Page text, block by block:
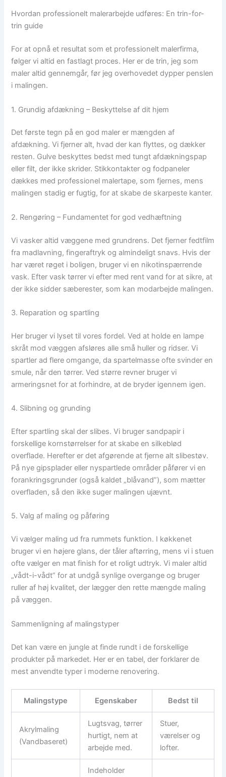
Hvordan professionelt malerarbejde udføres: En trin-for-
trin guide
For at opnå et resultat som et professionelt malerfirma,
følger vi altid en fastlagt proces. Her er de trin, jeg som
maler altid gennemgår, før jeg overhovedet dypper penslen
i malingen.
1. Grundig afdækning – Beskyttelse af dit hjem
Det første tegn på en god maler er mængden af
afdækning. Vi fjerner alt, hvad der kan flyttes, og dækker
resten. Gulve beskyttes bedst med tungt afdækningspap
eller filt, der ikke skrider. Stikkontakter og fodpaneler
dækkes med professionel malertape, som fjernes, mens
malingen stadig er fugtig, for at skabe de skarpeste kanter.
2. Rengøring – Fundamentet for god vedhæftning
Vi vasker altid væggene med grundrens. Det fjerner fedtfilm
fra madlavning, fingeraftryk og almindeligt snavs. Hvis der
har været røget i boligen, bruger vi en nikotinspærrende
vask. Efter vask tørrer vi efter med rent vand for at sikre, at
der ikke sidder sæberester, som kan modarbejde malingen.
3. Reparation og spartling
Her bruger vi lyset til vores fordel. Ved at holde en lampe
skråt mod væggen afsløres alle små huller og ridser. Vi
spartler ad flere omgange, da spartelmasse ofte svinder en
smule, når den tørrer. Ved større revner bruger vi
armeringsnet for at forhindre, at de bryder igennem igen.
4. Slibning og grunding
Efter spartling skal der slibes. Vi bruger sandpapir i
forskellige kornstørrelser for at skabe en silkeblød
overflade. Herefter er det afgørende at fjerne alt slibestøv.
På nye gipsplader eller nyspartlede områder påfører vi en
forankringsgrunder (også kaldet „blåvand”), som mætter
overfladen, så den ikke suger malingen ujævnt.
5. Valg af maling og påføring
Vi vælger maling ud fra rummets funktion. I køkkenet
bruger vi en højere glans, der tåler aftørring, mens vi i stuen
ofte vælger en mat finish for et roligt udtryk. Vi maler altid
„vådt-i-vådt” for at undgå synlige overgange og bruger
ruller af høj kvalitet, der lægger den rette mængde maling
på væggen.
Sammenligning af malingstyper
Det kan være en jungle at finde rundt i de forskellige
produkter på markedet. Her er en tabel, der forklarer de
mest anvendte typer i moderne renovering.
Malingstype Egenskaber Bedst til
Akrylmaling
(Vandbaseret)
Lugtsvag, tørrer
hurtigt, nem at
arbejde med.
Stuer,
værelser og
lofter.
Indeholder